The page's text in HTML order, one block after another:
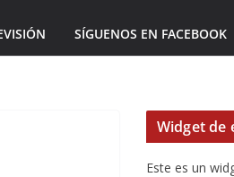
SÍGUENOS EN FACEBOOK
Widget de
Este es un